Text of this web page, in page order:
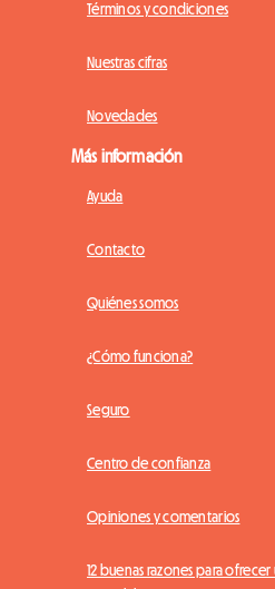
Términos y condiciones
Nuestras cifras
Novedades
Más información
Ayuda
Contacto
Quiénes somos
¿Cómo funciona?
Seguro
Centro de confianza
Opiniones y comentarios
12 buenas razones para